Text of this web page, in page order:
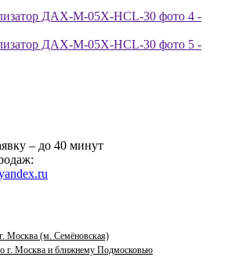
– до 40 минут
Москва (м. Семёновская)
г. Москва и ближнему Подмосковью